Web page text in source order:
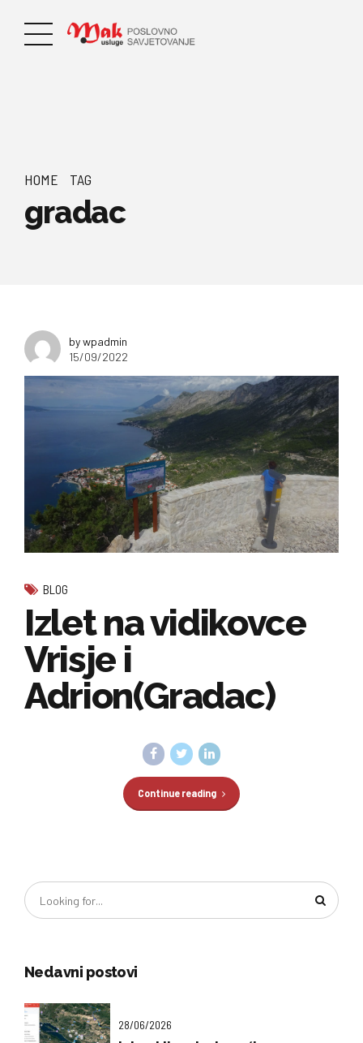
HOME TAG
gradac
by wpadmin
15/09/2022
BLOG
Izlet na vidikovce
Vrisje i
Adrion(Gradac)
Continue reading
Nedavni postovi
28/06/2026